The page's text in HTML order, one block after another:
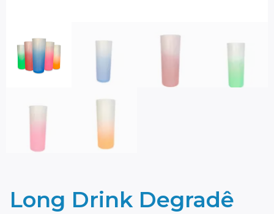
Long Drink Degradê